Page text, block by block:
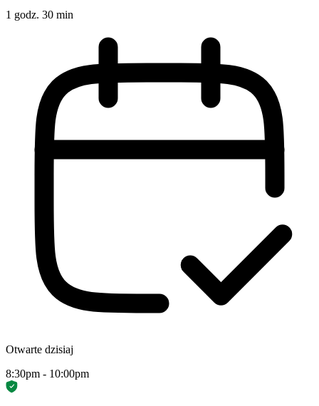
1 godz. 30 min
Otwarte dzisiaj
8:30pm - 10:00pm